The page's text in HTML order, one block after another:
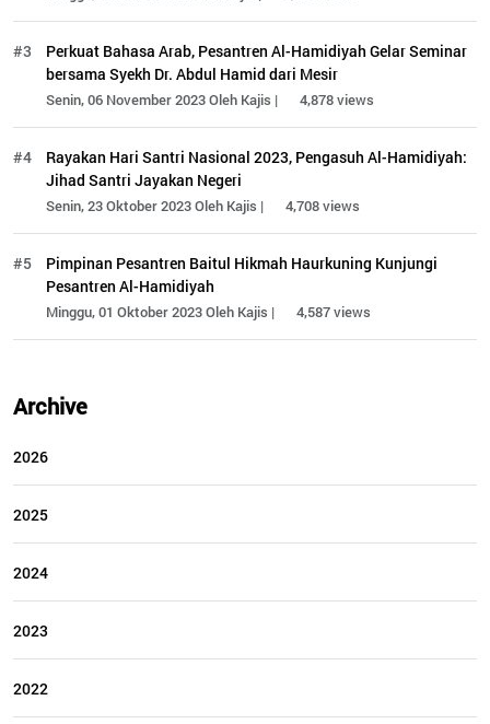
#3
Perkuat Bahasa Arab, Pesantren Al-Hamidiyah Gelar Seminar
bersama Syekh Dr. Abdul Hamid dari Mesir
Senin, 06 November 2023 Oleh Kajis | 4,878 views
#4
Rayakan Hari Santri Nasional 2023, Pengasuh Al-Hamidiyah:
Jihad Santri Jayakan Negeri
Senin, 23 Oktober 2023 Oleh Kajis | 4,708 views
#5
Pimpinan Pesantren Baitul Hikmah Haurkuning Kunjungi
Pesantren Al-Hamidiyah
Minggu, 01 Oktober 2023 Oleh Kajis | 4,587 views
Archive
2026
2025
2024
2023
2022